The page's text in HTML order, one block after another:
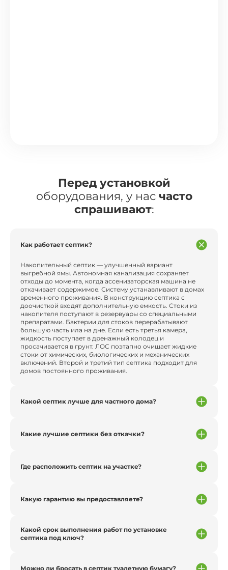
Перед установкой
оборудования, у нас часто
спрашивают:
Как работает септик?
Накопительный септик — улучшенный вариант
выгребной ямы. Автономная канализация сохраняет
отходы до момента, когда ассенизаторская машина не
откачивает содержимое. Систему устанавливают в домах
временного проживания. В конструкцию септика с
доочисткой входят дополнительную емкость. Стоки из
накопителя поступают в резервуары со специальными
препаратами. Бактерии для стоков перерабатывают
большую часть ила на дне. Если есть третья камера,
жидкость поступает в дренажный колодец и
просачивается в грунт. ЛОС поэтапно очищает жидкие
стоки от химических, биологических и механических
включений. Второй и третий тип септика подходит для
домов постоянного проживания.
Какой септик лучше для частного дома?
Какие лучшие септики без откачки?
Где расположить септик на участке?
Какую гарантию вы предоставляете?
Какой срок выполнения работ по установке
септика под ключ?
Можно ли бросать в септик туалетную бумагу?